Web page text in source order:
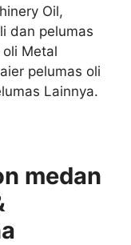
Oil,
dan pelumas
oli Metal
pelumas oli
Lainnya.
medan